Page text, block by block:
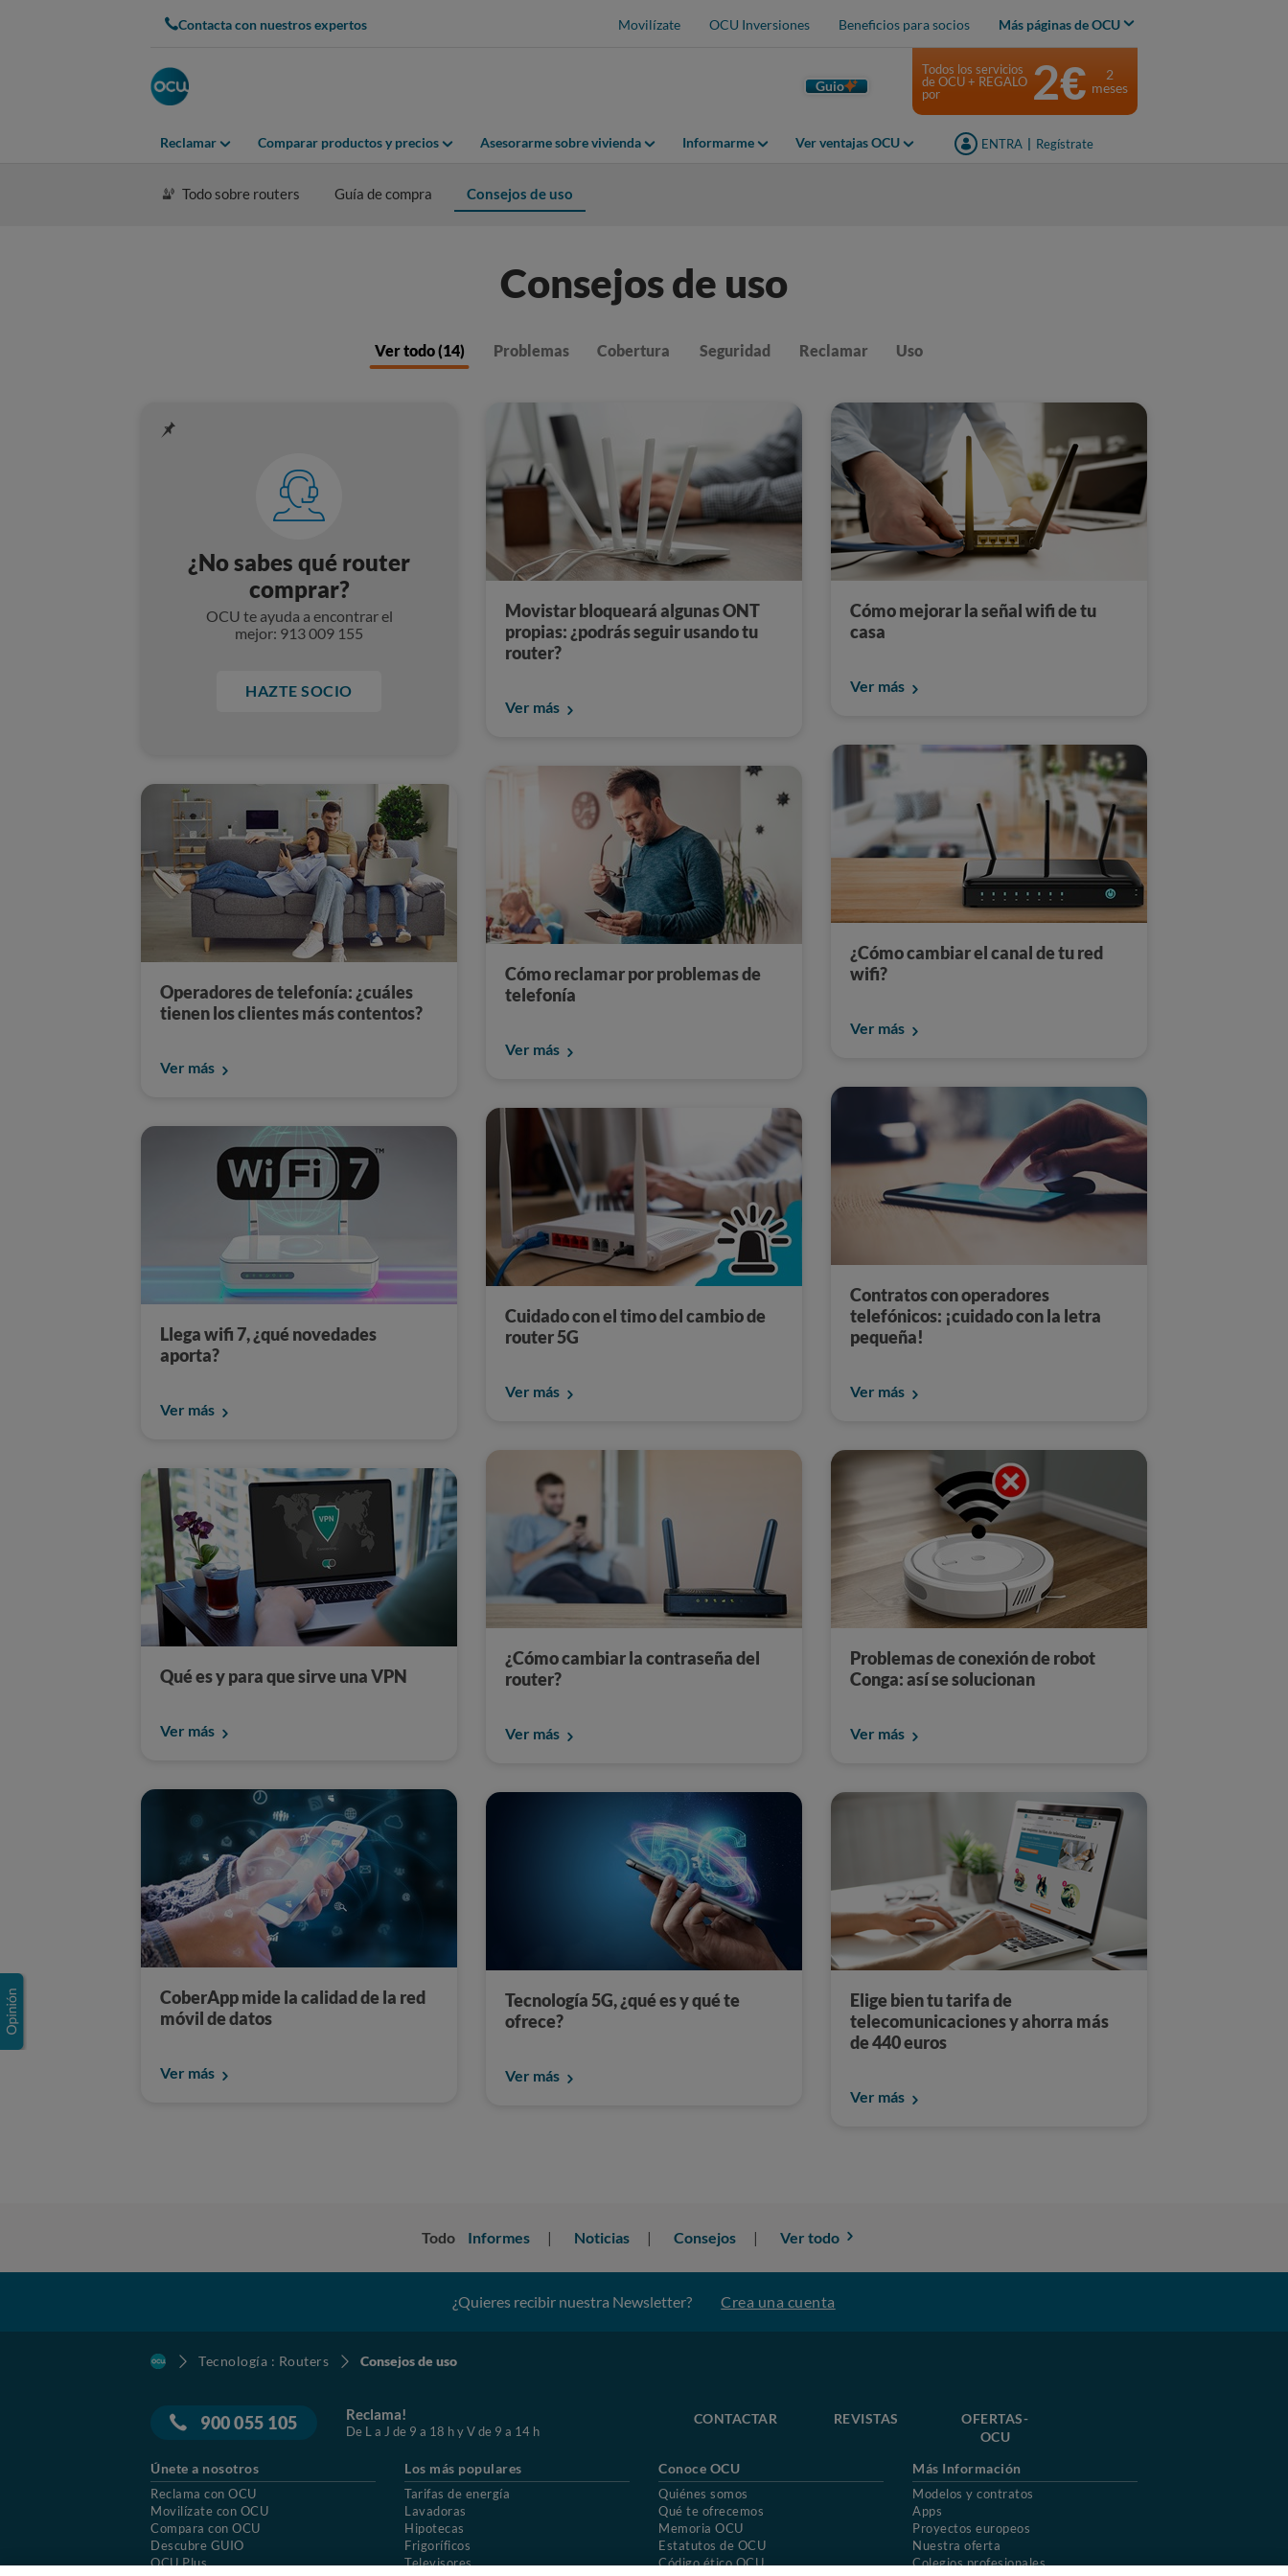
Contacta con nuestros expertos Movilízate OCU Inversiones Beneficios para socios Más páginas de OCU
Guio
Reclamar Comparar productos y precios Asesorarme sobre vivienda Informarme Ver ventajas OCU ENTRA Regístrate
Todos los servicios
de OCU + REGALO
por
2€
2
meses
Todo sobre routers Guía de compra Consejos de uso
Consejos de uso
Ver todo (14) Problemas Cobertura Seguridad Reclamar Uso
¿No sabes qué router
comprar?
OCU te ayuda a encontrar el
mejor: 913 009 155
HAZTE SOCIO
Movistar bloqueará algunas ONT
propias: ¿podrás seguir usando tu
router?
Ver más
Cómo mejorar la señal wifi de tu
casa
Ver más
¿Cómo cambiar el canal de tu red
wifi?
Ver más
Cómo reclamar por problemas de
telefonía
Ver más
Operadores de telefonía: ¿cuáles
tienen los clientes más contentos?
Ver más
Contratos con operadores
telefónicos: ¡cuidado con la letra
pequeña!
Ver más
Cuidado con el timo del cambio de
router 5G
Ver más
Llega wifi 7, ¿qué novedades
aporta?
Ver más
¿Cómo cambiar la contraseña del
router?
Ver más
Problemas de conexión de robot
Conga: así se solucionan
Ver más
Qué es y para que sirve una VPN
Ver más
CoberApp mide la calidad de la red
móvil de datos
Ver más
Tecnología 5G, ¿qué es y qué te
ofrece?
Ver más
Elige bien tu tarifa de
telecomunicaciones y ahorra más
de 440 euros
Ver más
Todo Informes Noticias Consejos Ver todo
¿Quieres recibir nuestra Newsletter? Crea una cuenta
Tecnología : Routers Consejos de uso
900 055 105 Reclama!
De L a J de 9 a 18 h y V de 9 a 14 h
CONTACTAR REVISTAS
OFERTAS-
OCU
Únete a nosotros
Reclama con OCU
Movilízate con OCU
Compara con OCU
Descubre GUIO
OCU Plus
Los más populares
Tarifas de energía
Lavadoras
Hipotecas
Frigoríficos
Televisores
Conoce OCU
Quiénes somos
Qué te ofrecemos
Memoria OCU
Estatutos de OCU
Código ético OCU
Más Información
Modelos y contratos
Apps
Proyectos europeos
Nuestra oferta
Colegios profesionales